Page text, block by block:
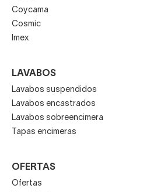
Coycama
Cosmic
Imex
LAVABOS
Lavabos suspendidos
Lavabos encastrados
Lavabos sobreencimera
Tapas encimeras
OFERTAS
Ofertas